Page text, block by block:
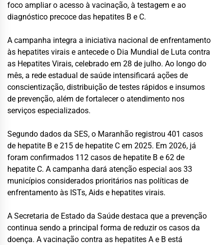
foco ampliar o acesso à vacinação, à testagem e ao
diagnóstico precoce das hepatites B e C.
A campanha integra a iniciativa nacional de enfrentamento
às hepatites virais e antecede o Dia Mundial de Luta contra
as Hepatites Virais, celebrado em 28 de julho. Ao longo do
mês, a rede estadual de saúde intensificará ações de
conscientização, distribuição de testes rápidos e insumos
de prevenção, além de fortalecer o atendimento nos
serviços especializados.
Segundo dados da SES, o Maranhão registrou 401 casos
de hepatite B e 215 de hepatite C em 2025. Em 2026, já
foram confirmados 112 casos de hepatite B e 62 de
hepatite C. A campanha dará atenção especial aos 33
municípios considerados prioritários nas políticas de
enfrentamento às ISTs, Aids e hepatites virais.
A Secretaria de Estado da Saúde destaca que a prevenção
continua sendo a principal forma de reduzir os casos da
doença. A vacinação contra as hepatites A e B está